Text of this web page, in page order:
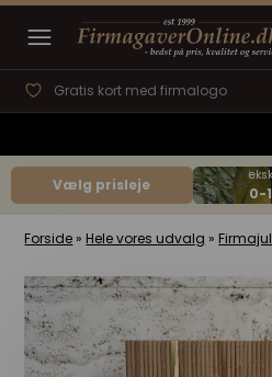
Gratis kort med firmalogo
Vælg prisleje
Forside » Hele vores udvalg »